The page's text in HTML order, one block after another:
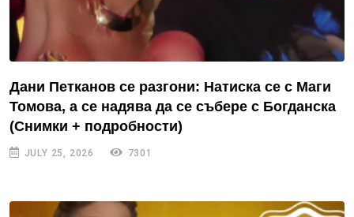
Дани Петканов се разгони: Натиска се с Маги
Томова, а се надява да се събере с Богданска
(Снимки + подробности)
JULY 25, 2026 7301